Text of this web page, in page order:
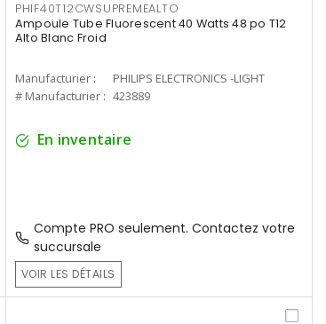
PHIF40T12CWSUPREMEALTO
Ampoule Tube Fluorescent 40 Watts 48 po T12
Alto Blanc Froid
Manufacturier :
PHILIPS ELECTRONICS -LIGHT
# Manufacturier : 423889
En inventaire
Compte PRO seulement. Contactez votre
succursale
VOIR LES DÉTAILS